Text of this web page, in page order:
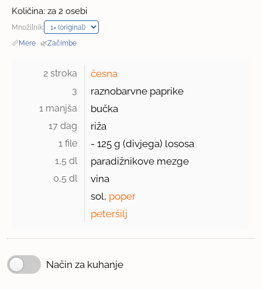
Količina: za 2 osebi
Množilnik:
📏Mere · 🌿Začimbe
2 stroka česna
3 raznobarvne paprike
1 manjša bučka
17 dag riža
1 file - 125 g (divjega) lososa
1,5 dl paradižnikove mezge
0,5 dl
vina
sol, poper
peteršilj
Način za kuhanje